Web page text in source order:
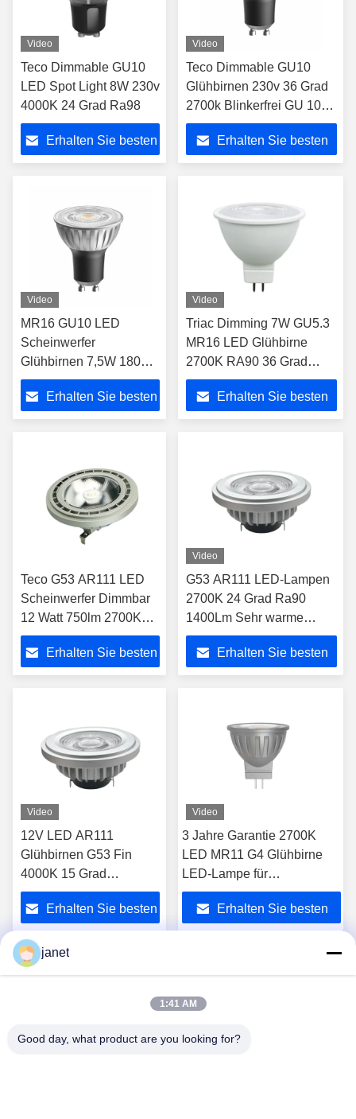
Video
Teco Dimmable GU10
LED Spot Light 8W 230v
4000K 24 Grad Ra98
Erhalten Sie besten
Video
Teco Dimmable GU10
Glühbirnen 230v 36 Grad
2700k Blinkerfrei GU 10
Lichtflächen
Erhalten Sie besten
Video
MR16 GU10 LED
Scheinwerfer
Glühbirnen 7,5W 1800K
bis 2700K 24 Grad
Strahlwinkel Ra90
Erhalten Sie besten
Video
Triac Dimming 7W GU5.3
MR16 LED Glühbirne
2700K RA90 36 Grad
Lichtwinkel
Erhalten Sie besten
Teco G53 AR111 LED
Scheinwerfer Dimmbar
12 Watt 750lm 2700K
LED AR111 Glühbirnen
Erhalten Sie besten
Video
G53 AR111 LED-Lampen
2700K 24 Grad Ra90
1400Lm Sehr warme
weiße dimmbare
GlühbirneErhalten Sie besten
Video
12V LED AR111
Glühbirnen G53 Fin
4000K 15 Grad
Naturweiß LED
Scheinwerfer 1400lm
Erhalten Sie besten
Video
3 Jahre Garantie 2700K
LED MR11 G4 Glühbirne
LED-Lampe für
Niederspannungslandschaft
Erhalten Sie besten
janet
1:41 AM
Good day, what product are you looking for?